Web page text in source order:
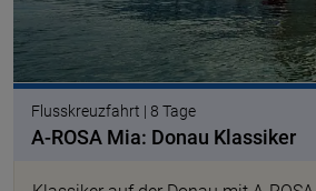
Flusskreuzfahrt | 8 Tage
A-ROSA Mia: Donau Klassiker